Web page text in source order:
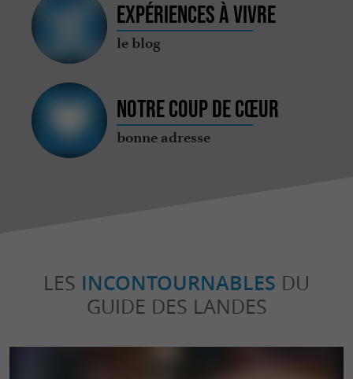
Expériences à vivre
le blog
Notre coup de cœur
bonne adresse
LES INCONTOURNABLES DU
GUIDE DES LANDES